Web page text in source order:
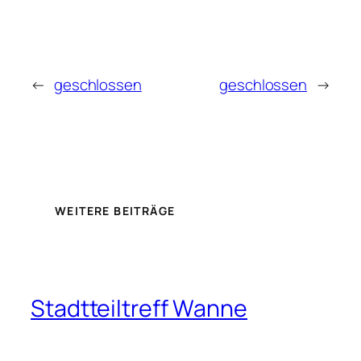
← geschlossen geschlossen →
WEITERE BEITRÄGE
Stadtteiltreff Wanne